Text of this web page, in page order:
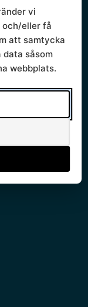
vi
och/eller få
att samtycka
data såsom
webbplats.